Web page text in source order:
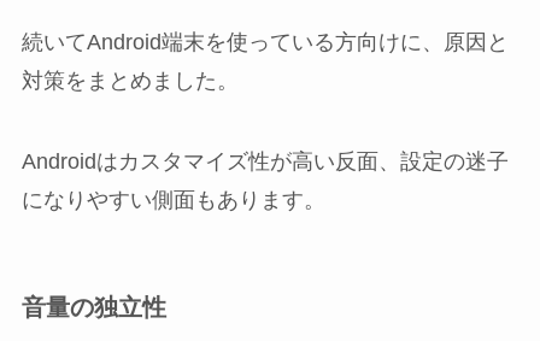
続いてAndroid端末を使っている方向けに、原因と
対策をまとめました。
Androidはカスタマイズ性が高い反面、設定の迷子
になりやすい側面もあります。
音量の独立性